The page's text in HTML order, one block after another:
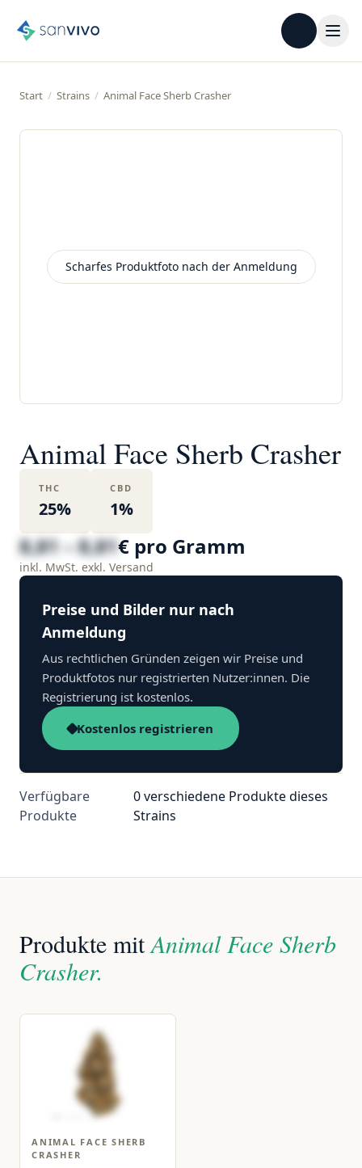
Start / Strains / Animal Face Sherb Crasher
Scharfes Produktfoto nach der Anmeldung
Animal Face Sherb Crasher
THC
25%
CBD
1%
8,81 – 8,81€ pro Gramm
inkl. MwSt. exkl. Versand
Preise und Bilder nur nach
Anmeldung
Aus rechtlichen Gründen zeigen wir Preise und
Produktfotos nur registrierten Nutzer:innen. Die
Registrierung ist kostenlos.
Kostenlos registrieren
Verfügbare
Produkte
0 verschiedene Produkte dieses
Strains
Produkte mitAnimal Face Sherb
Crasher.
ANIMAL FACE SHERB
CRASHER